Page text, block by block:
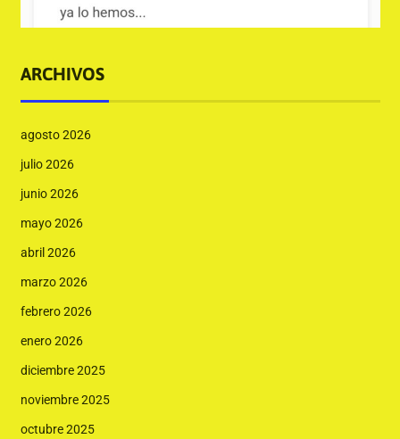
ARCHIVOS
agosto 2026
julio 2026
junio 2026
mayo 2026
abril 2026
marzo 2026
febrero 2026
enero 2026
diciembre 2025
noviembre 2025
octubre 2025